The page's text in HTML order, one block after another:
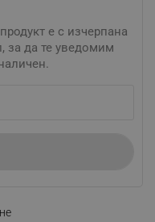
е с изчерпана
за да те уведомим